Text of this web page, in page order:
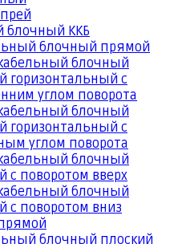
блочный ККБ
блочный прямой
блочный
горизонтальный с
углом поворота
блочный
горизонтальный с
углом поворота
блочный
с поворотом вверх
блочный
с поворотом вниз
блочный плоский